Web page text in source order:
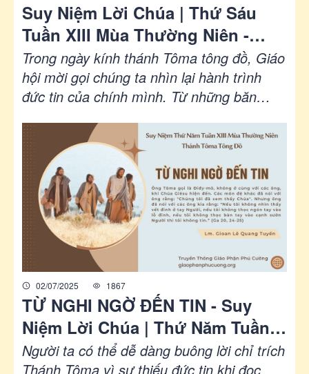
Suy Niệm Lời Chúa | Thứ Sáu
Tuần XIII Mùa Thường Niên -
THÁNH TÔMA, tông đồ - Lễ kính
| Ga 20,24-29 | Phút Cầu Nguyện
Trong ngày kính thánh Tôma tông đồ, Giáo
hội mời gọi chúng ta nhìn lại hành trình
đức tin của chính mình. Từ những băn
lời tuyên xưng trọn vẹn: “Lạy Chúa của
con, lạy Thiên Chúa của con!” (Ga 20,28).
Vì thế, lời Chúa Giêsu dành cho ông cũng
là lời nhắn nhủ mỗi người chúng ta: “Đừng
cứng lòng nữa, nhưng hãy tin” (Ga 20,27).
02/07/2025 1867
TỪ NGHI NGỜ ĐẾN TIN - Suy
Niệm Lời Chúa | Thứ Năm Tuần
XIII Mùa Thường Niên - Lễ Thánh
Người ta có thể dễ dàng buông lời chỉ trích
Thánh Tôma vì sự thiếu đức tin khi đọc